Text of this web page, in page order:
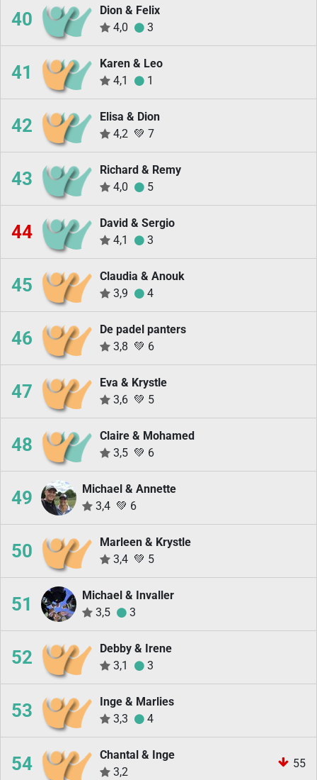
40
Dion & Felix
4,0
3
41
Karen & Leo
4,1
1
42
Elisa & Dion
4,2 💚 7
43
Richard & Remy
4,0
5
44
David & Sergio
4,1
3
45
Claudia & Anouk
3,9
4
46
De padel panters
3,8 💚 6
47
Eva & Krystle
3,6 💚 5
48
Claire & Mohamed
3,5 💚 6
49
Michael & Annette
3,4 💚 6
50
Marleen & Krystle
3,4 💚 5
51
Michael & Invaller
3,5
3
52
Debby & Irene
3,1
3
53
Inge & Marlies
3,3
4
54
Chantal & Inge
3,2
55